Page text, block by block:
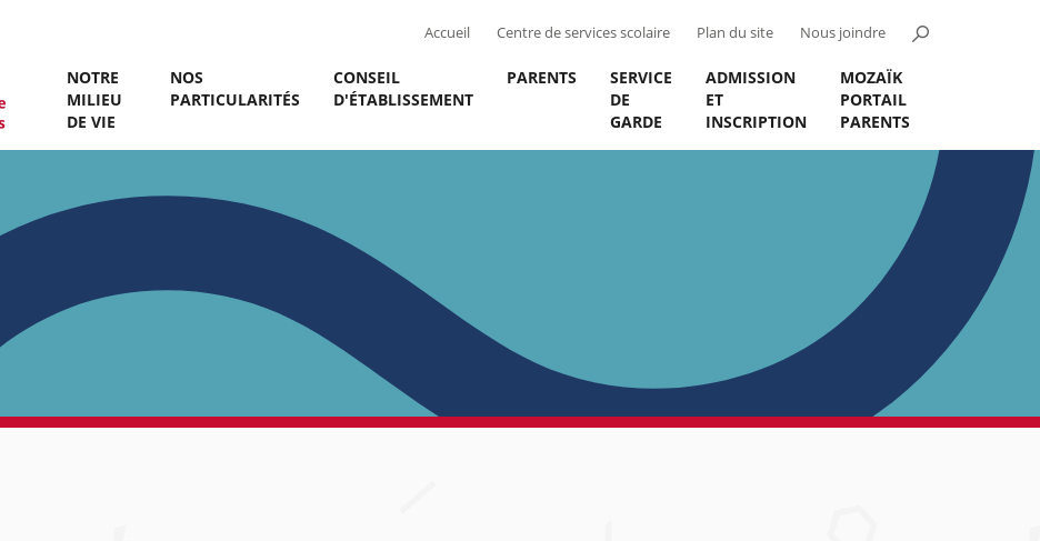
Accueil Centre de services scolaire Plan du site Nous joindre
NOTRE
MILIEU
DE VIE
NOS
PARTICULARITÉS
CONSEIL
D'ÉTABLISSEMENT
PARENTS
SERVICE
DE
GARDE
ADMISSION
ET
INSCRIPTION
MOZAÏK
PORTAIL
PARENTS